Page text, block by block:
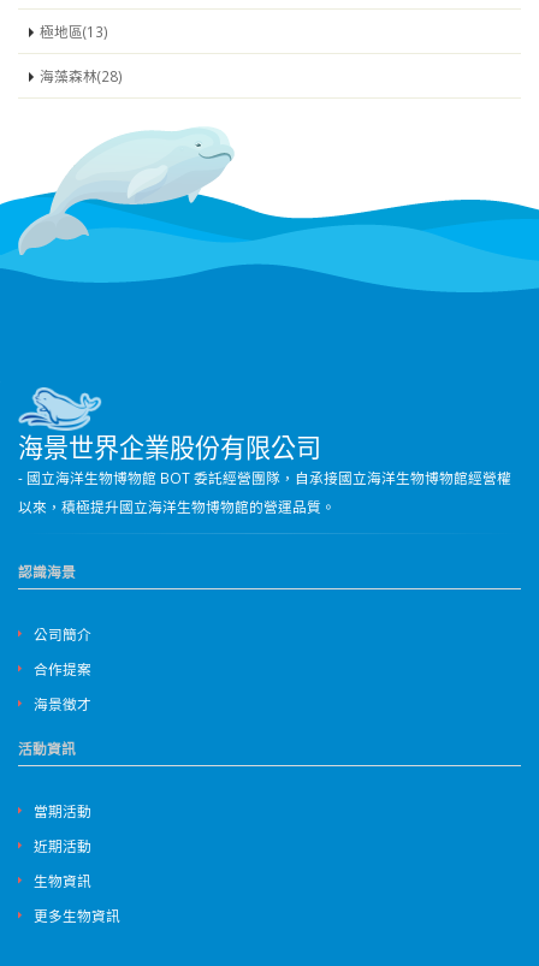
極地區(13)
海藻森林(28)
海景世界企業股份有限公司
- 國立海洋生物博物館 BOT 委託經營團隊，自承接國立海洋生物博物館經營權
以來，積極提升國立海洋生物博物館的營運品質。
認識海景
公司簡介
合作提案
海景徵才
活動資訊
當期活動
近期活動
生物資訊
更多生物資訊